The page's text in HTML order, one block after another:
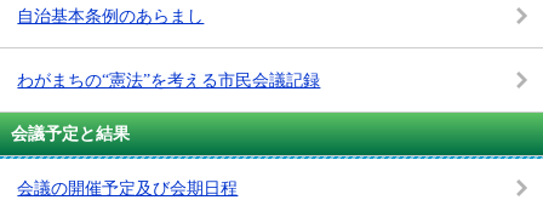
自治基本条例のあらまし
わがまちの“憲法”を考える市民会議記録
会議予定と結果
会議の開催予定及び会期日程